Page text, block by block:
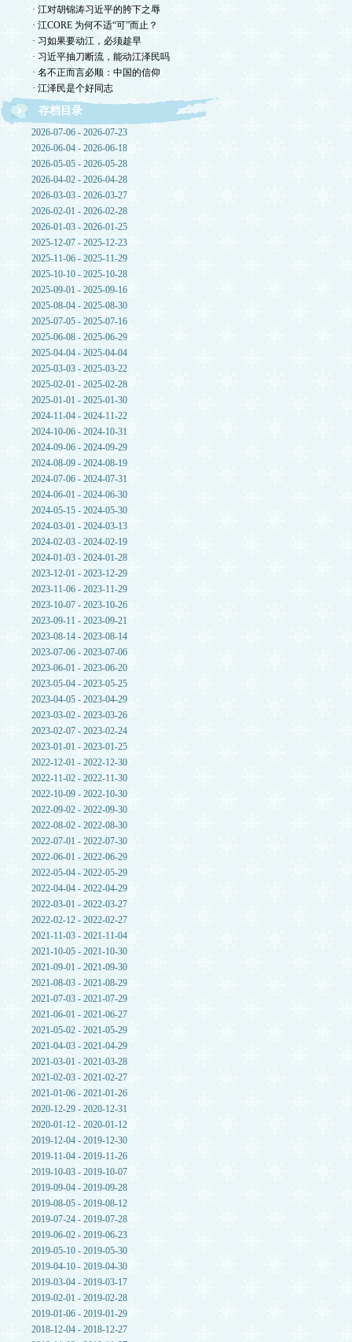
· 江对胡锦涛习近平的胯下之辱
· 江CORE 为何不适“可”而止？
· 习如果要动江，必须趁早
· 习近平抽刀断流，能动江泽民吗
· 名不正而言必顺：中国的信仰
· 江泽民是个好同志
存档目录
2026-07-06 - 2026-07-23
2026-06-04 - 2026-06-18
2026-05-05 - 2026-05-28
2026-04-02 - 2026-04-28
2026-03-03 - 2026-03-27
2026-02-01 - 2026-02-28
2026-01-03 - 2026-01-25
2025-12-07 - 2025-12-23
2025-11-06 - 2025-11-29
2025-10-10 - 2025-10-28
2025-09-01 - 2025-09-16
2025-08-04 - 2025-08-30
2025-07-05 - 2025-07-16
2025-06-08 - 2025-06-29
2025-04-04 - 2025-04-04
2025-03-03 - 2025-03-22
2025-02-01 - 2025-02-28
2025-01-01 - 2025-01-30
2024-11-04 - 2024-11-22
2024-10-06 - 2024-10-31
2024-09-06 - 2024-09-29
2024-08-09 - 2024-08-19
2024-07-06 - 2024-07-31
2024-06-01 - 2024-06-30
2024-05-15 - 2024-05-30
2024-03-01 - 2024-03-13
2024-02-03 - 2024-02-19
2024-01-03 - 2024-01-28
2023-12-01 - 2023-12-29
2023-11-06 - 2023-11-29
2023-10-07 - 2023-10-26
2023-09-11 - 2023-09-21
2023-08-14 - 2023-08-14
2023-07-06 - 2023-07-06
2023-06-01 - 2023-06-20
2023-05-04 - 2023-05-25
2023-04-05 - 2023-04-29
2023-03-02 - 2023-03-26
2023-02-07 - 2023-02-24
2023-01-01 - 2023-01-25
2022-12-01 - 2022-12-30
2022-11-02 - 2022-11-30
2022-10-09 - 2022-10-30
2022-09-02 - 2022-09-30
2022-08-02 - 2022-08-30
2022-07-01 - 2022-07-30
2022-06-01 - 2022-06-29
2022-05-04 - 2022-05-29
2022-04-04 - 2022-04-29
2022-03-01 - 2022-03-27
2022-02-12 - 2022-02-27
2021-11-03 - 2021-11-04
2021-10-05 - 2021-10-30
2021-09-01 - 2021-09-30
2021-08-03 - 2021-08-29
2021-07-03 - 2021-07-29
2021-06-01 - 2021-06-27
2021-05-02 - 2021-05-29
2021-04-03 - 2021-04-29
2021-03-01 - 2021-03-28
2021-02-03 - 2021-02-27
2021-01-06 - 2021-01-26
2020-12-29 - 2020-12-31
2020-01-12 - 2020-01-12
2019-12-04 - 2019-12-30
2019-11-04 - 2019-11-26
2019-10-03 - 2019-10-07
2019-09-04 - 2019-09-28
2019-08-05 - 2019-08-12
2019-07-24 - 2019-07-28
2019-06-02 - 2019-06-23
2019-05-10 - 2019-05-30
2019-04-10 - 2019-04-30
2019-03-04 - 2019-03-17
2019-02-01 - 2019-02-28
2019-01-06 - 2019-01-29
2018-12-04 - 2018-12-27